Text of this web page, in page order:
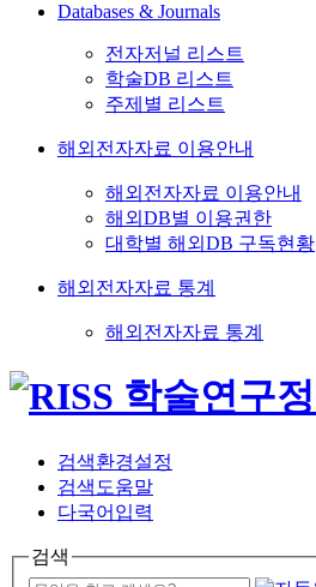
Databases & Journals
전자저널 리스트
학술DB 리스트
주제별 리스트
해외전자자료 이용안내
해외전자자료 이용안내
해외DB별 이용권한
대학별 해외DB 구독현황
해외전자자료 통계
해외전자자료 통계
검색환경설정
검색도움말
다국어입력
검색